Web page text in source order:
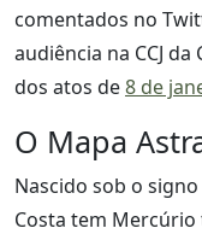
comentados no
audiência na CCJ
dos atos de8 de
O Mapa
Nascido sob o
Costa tem